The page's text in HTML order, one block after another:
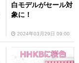
白モデルがセール対
象に！
2024年03月29日 09:00